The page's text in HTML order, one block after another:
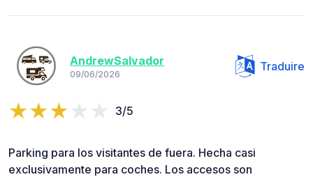
AndrewSalvador
09/06/2026
Traduire
3/5
Parking para los visitantes de fuera. Hecha casi
exclusivamente para coches. Los accesos son